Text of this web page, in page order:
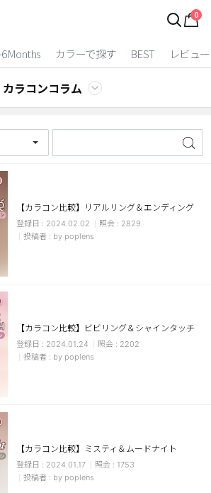
0
カラーで探す BEST レビュー
2 Weeks
チョコ
ブラック
乱視用
カラコンコラム
【カラコン比較】リアルリング＆エンディング
2024.02.02
2829
by poplens
【カラコン比較】ビビリング＆シャインタッチ
2024.01.24
2202
by poplens
【カラコン比較】ミスティ＆ムードナイト
2024.01.17
1753
by poplens